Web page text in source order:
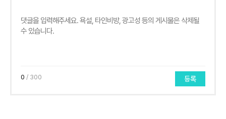
0 / 300 등록